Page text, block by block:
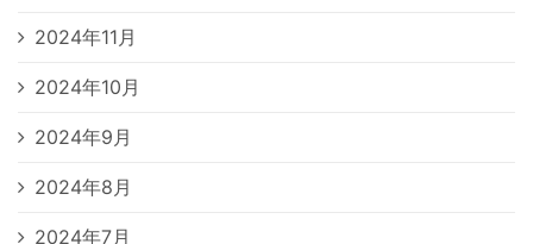
2024年11月
2024年10月
2024年9月
2024年8月
2024年7月